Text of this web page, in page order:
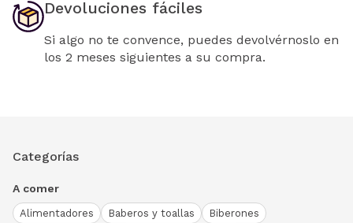
Devoluciones fáciles
Si algo no te convence, puedes devolvérnoslo en
los 2 meses siguientes a su compra.
Categorías
A comer
Alimentadores Baberos y toallas
Biberones